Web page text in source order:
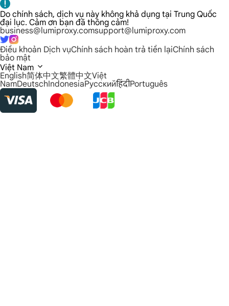
Do chính sách, dịch vụ này không khả dụng tại Trung Quốc
đại lục. Cảm ơn bạn đã thông cảm!
business@lumiproxy.comsupport@lumiproxy.com
Điều khoản Dịch vụChính sách hoàn trả tiền lạiChính sách
bảo mật
Việt Nam
English简体中文繁體中文Việt
NamDeutschIndonesiaРусскийहिंदीPortuguês